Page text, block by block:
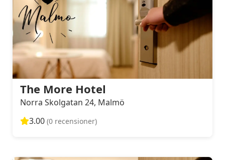
The More Hotel
Norra Skolgatan 24, Malmö
3.00 (0 recensioner)